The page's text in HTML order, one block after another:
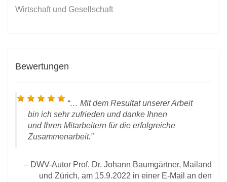
Wirtschaft und Gesellschaft
Bewertungen
…Mit dem Resultat unserer Arbeit
bin ich sehr zufrieden und danke Ihnen
und Ihren Mitarbeitern für die erfolgreiche
Zusammenarbeit.
DWV-Autor Prof. Dr. Johann Baumgärtner, Mailand
und Zürich, am 15.9.2022 in einer E-Mail an den